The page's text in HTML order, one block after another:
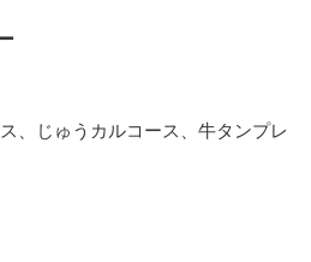
、じゅうカルコース、牛タンプレ